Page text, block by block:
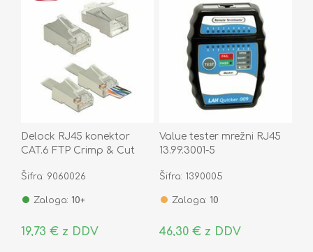
Delock RJ45 konektor
CAT.6 FTP Crimp & Cut
Šifra: 9060026
Zaloga: 10+
19,73 € z DDV
Value tester mrežni RJ45
13.99.3001-5
Šifra: 1390005
Zaloga: 10
46,30 € z DDV